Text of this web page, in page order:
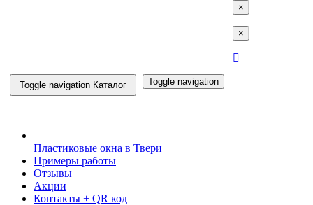
×
×
Toggle navigation Каталог Toggle navigation
Пластиковые окна в Твери
Примеры работы
Отзывы
Акции
Контакты + QR код